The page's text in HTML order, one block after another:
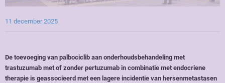
11 december 2025
De toevoeging van palbociclib aan onderhoudsbehandeling met
trastuzumab met of zonder pertuzumab in combinatie met endocriene
therapie is geassocieerd met een lagere incidentie van hersenmetastasen